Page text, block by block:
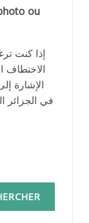
ou
إذا كنت
الاختطاف
الإشارة